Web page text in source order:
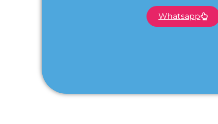
Whatsapp